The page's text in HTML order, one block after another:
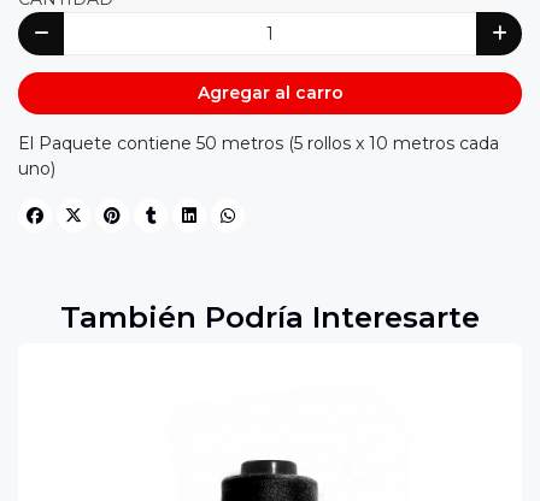
Agregar al carro
El Paquete contiene 50 metros (5 rollos x 10 metros cada
uno)
También Podría Interesarte